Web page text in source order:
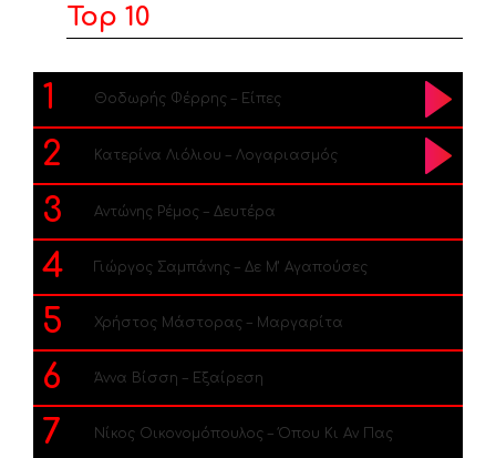
Top 10
1 Θοδωρής Φέρρης – Είπες
2 Κατερίνα Λιόλιου – Λογαριασμός
3 Αντώνης Ρέμος – Δευτέρα
4 Γιώργος Σαμπάνης – Δε Μ’ Αγαπούσες
5 Χρήστος Μάστορας – Μαργαρίτα
6 Άννα Βίσση – Εξαίρεση
7 Νίκος Οικονομόπουλος – Όπου Κι Αν Πας